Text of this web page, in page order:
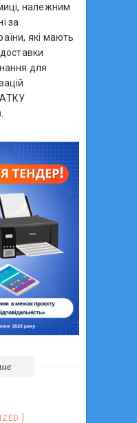
належним
за
які мають
для